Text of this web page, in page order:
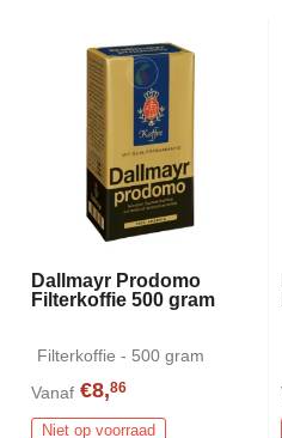
Dallmayr Prodomo
Filterkoffie 500 gram
Filterkoffie - 500 gram
Vanaf €8,86
Niet op voorraad